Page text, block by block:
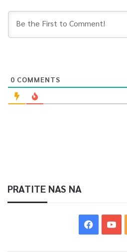
0 COMMENTS
PRATITE NAS NA